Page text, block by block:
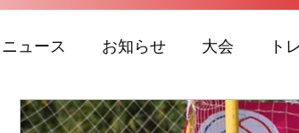
ニュース お知らせ 大会 ト